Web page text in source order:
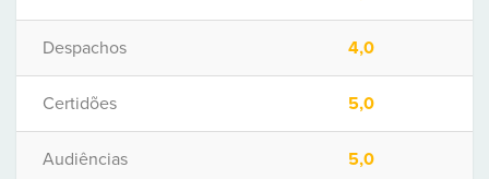
Despachos 4,0
Certidões 5,0
Audiências 5,0